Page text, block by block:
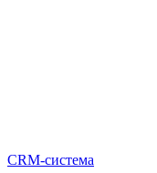
CRM-система